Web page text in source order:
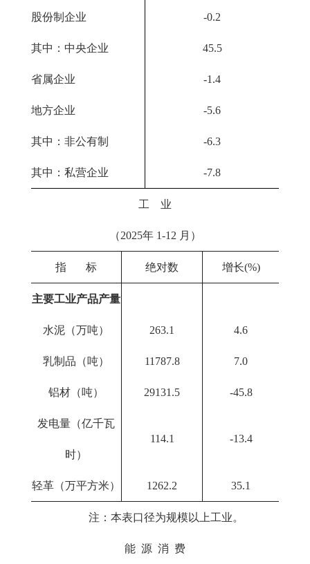
股份制企业 -0.2
其中：中央企业 45.5
省属企业 -1.4
地方企业 -5.6
其中：非公有制 -6.3
其中：私营企业 -7.8
工 业
（2025年 1-12 月）
指 标 绝对数 增长(%)
主要工业产品产量
水泥（万吨） 263.1 4.6
乳制品（吨） 11787.8 7.0
铝材（吨） 29131.5 -45.8
发电量（亿千瓦
时）
114.1 -13.4
轻革（万平方米） 1262.2 35.1
注：本表口径为规模以上工业。
能 源 消 费